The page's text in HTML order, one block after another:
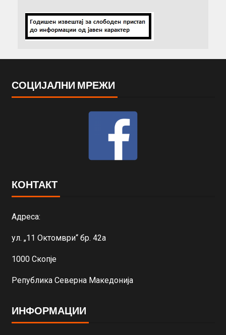
СОЦИЈАЛНИ МРЕЖИ
КОНТАКТ
Адреса:
ул. „11 Октомври“ бр. 42а
1000 Скопје
Република Северна Македонија
ИНФОРМАЦИИ